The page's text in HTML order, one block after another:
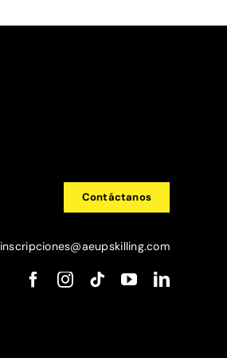
Contáctanos
inscripciones@aeupskilling.com